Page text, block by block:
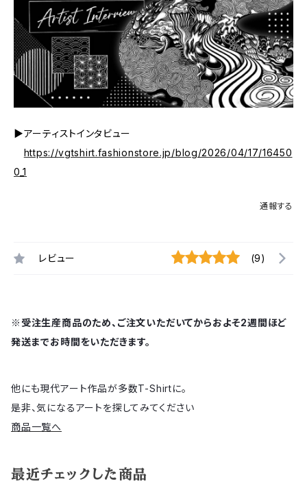
▶アーティストインタビュー
https://vgtshirt.fashionstore.jp/blog/2026/04/17/16450
0_1
通報する
レビュー (9)
※受注生産商品のため、ご注文いただいてからおよそ2週間ほど
発送までお時間をいただきます。
他にも現代アート作品が多数T-Shirtに。
是非、気になるアートを探してみてください
商品一覧へ
最近チェックした商品